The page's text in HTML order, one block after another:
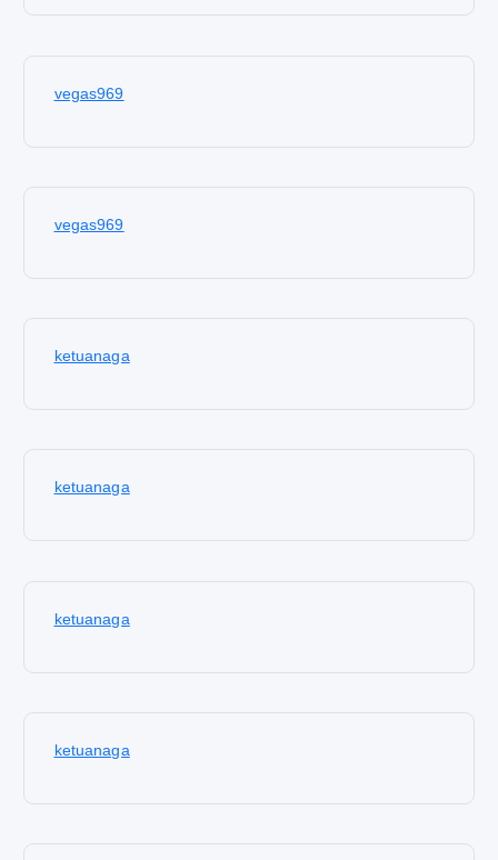
vegas969
vegas969
ketuanaga
ketuanaga
ketuanaga
ketuanaga